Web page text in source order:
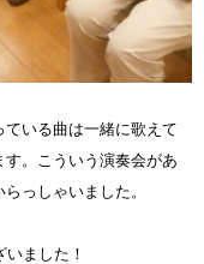
ている曲は一緒に歌えて
。こういう演奏会があ
っしゃいました。
ました！